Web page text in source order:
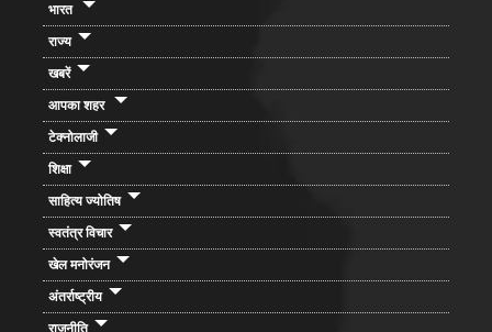
भारत
राज्य
खबरें
आपका शहर
टेक्नोलाजी
शिक्षा
साहित्य ज्योतिष
स्वतंत्र विचार
खेल मनोरंजन
अंतर्राष्ट्रीय
राजनीति